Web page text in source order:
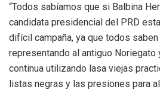
“Todos sabíamos que si Balbina
candidata presidencial del PRD
difícil campaña, ya que todos
representando al antiguo Noriegato
continua utilizando lasa viejas
listas negras y las presiones para